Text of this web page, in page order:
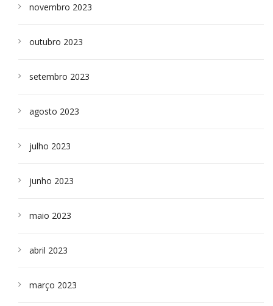
novembro 2023
outubro 2023
setembro 2023
agosto 2023
julho 2023
junho 2023
maio 2023
abril 2023
março 2023